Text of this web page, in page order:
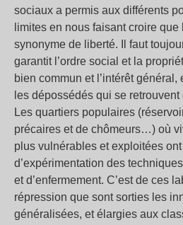
sociaux a permis aux différents
limites en nous faisant croire
synonyme de liberté. Il faut
garantit l’ordre social et la
bien commun et l’intérêt général,
les dépossédés qui se
Les quartiers populaires
précaires et de chômeurs…) où
plus vulnérables et exploitées
d’expérimentation des
et d’enfermement. C’est de ces
répression que sont sorties les
généralisées, et élargies aux